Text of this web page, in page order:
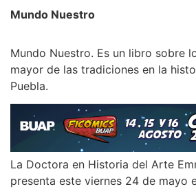
Mundo Nuestro
Mundo Nuestro. Es un libro sobre
mayor de las tradiciones en la
Puebla.
La Doctora en Historia del Arte
presenta este viernes 24 de mayo